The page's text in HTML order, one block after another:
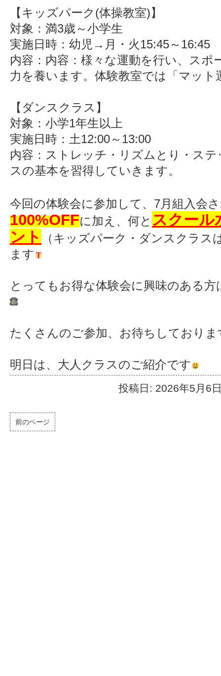
【キッズパーク(体操教室)】
対象：満3歳～小学生
実施日時：幼児→月・火15:45～16:45
内容：内容：様々な運動を行い、スポ
力を養います。体験教室では「マット
【ダンスクラス】
対象：小学1年生以上
実施日時：土12:00～13:00
内容：ストレッチ・リズムとり・ス
スの基本を習得していきます。
今回の体験会に参加して、7月組入会
100%OFFに加え、何と スクール
ント
（キッズパーク・ダンスクラ
ます
とってもお得な体験会に興味のある
たくさんのご参加、お待ちしておりま
明日は、大人クラスのご紹介です
投稿日: 2026年5月6
前のページ